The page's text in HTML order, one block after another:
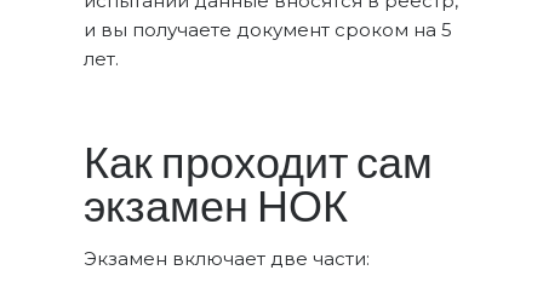
и вы получаете документ сроком на 5
лет.
Как проходит сам
экзамен НОК
Экзамен включает две части: